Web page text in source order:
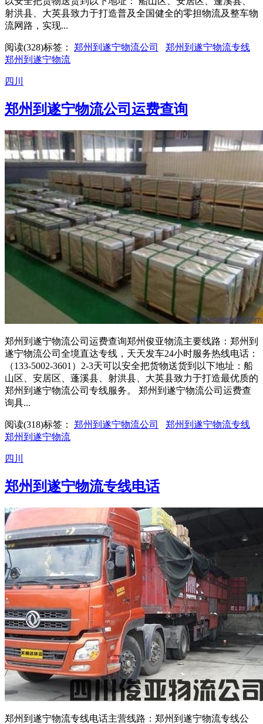
射洪县、大英县致力于打造普及全国健全的零担物流及整车物
流网路，实现...
阅读(328)标签： 郑州到遂宁物流公司
郑州到遂宁物流专线
郑州到遂宁物流
四川
郑州到遂宁物流公司运费查询
郑州到遂宁物流公司运费查询郑州俊亚物流主要线路：郑州到
遂宁物流公司全境直达专线，天天发车24小时服务热线电话：
（133-5002-3601）2-3天可以安全把货物送货到以下地址：船
山区、安居区、蓬溪县、射洪县、大英县致力于打造最优质的
郑州到遂宁物流公司专线服务。 郑州到遂宁物流公司运费查
询具...
阅读(318)标签： 郑州到遂宁物流公司
郑州到遂宁物流专线
郑州到遂宁物流
四川
郑州到遂宁物流专线电话
郑州到遂宁物流专线电话主营线路：郑州到遂宁物流专线公